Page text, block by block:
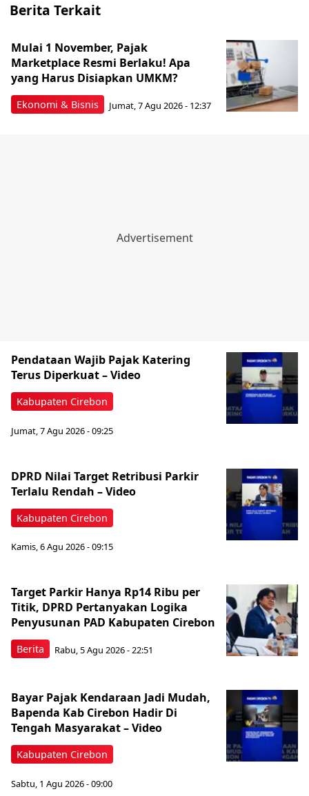
Berita Terkait
Ekonomi & Bisnis
Mulai 1 November, Pajak
Marketplace Resmi Berlaku! Apa
yang Harus Disiapkan UMKM?
Jumat, 7 Agu 2026 - 12:37
Kabupaten Cirebon
Pendataan Wajib Pajak Katering
Terus Diperkuat – Video
Jumat, 7 Agu 2026 - 09:25
Kabupaten Cirebon
‎DPRD Nilai Target Retribusi Parkir
Terlalu Rendah – Video
Kamis, 6 Agu 2026 - 09:15
Berita
Target Parkir Hanya Rp14 Ribu per
Titik, DPRD Pertanyakan Logika
Penyusunan PAD Kabupaten Cirebon
Rabu, 5 Agu 2026 - 22:51
Kabupaten Cirebon
Bayar Pajak Kendaraan Jadi Mudah,
Bapenda Kab Cirebon Hadir Di
Tengah Masyarakat – Video
Sabtu, 1 Agu 2026 - 09:00